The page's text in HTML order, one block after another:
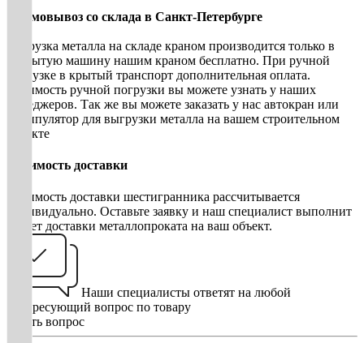
• Самовывоз со склада в Санкт-Петербурге
Погрузка металла на складе краном производится только в
открытую машину нашим краном бесплатно. При ручной
погрузке в крытый транспорт дополнительная оплата.
Стоимость ручной погрузки вы можете узнать у наших
менеджеров. Так же вы можете заказать у нас автокран или
манипулятор для выгрузки металла на вашем строительном
объекте
Стоимость доставки
Стоимость доставки шестигранника рассчитывается
индивидуально. Оставьте заявку и наш специалист выполнит
расчет доставки металлопроката на ваш объект.
Наши специалисты ответят на любой
интересующий вопрос по товару
Задать вопрос